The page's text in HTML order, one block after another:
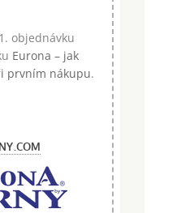
objednávku
Eurona – jak
prvním nákupu.